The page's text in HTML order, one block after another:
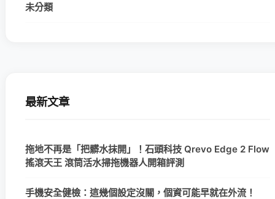
未分類
最新文章
拖地不再是「把髒水抹開」！石頭科技 Qrevo Edge 2 Flow
搖滾天王 滾筒活水掃拖機器人開箱評測
手機安全健檢：這幾個設定沒關，個資可能早就在外流！